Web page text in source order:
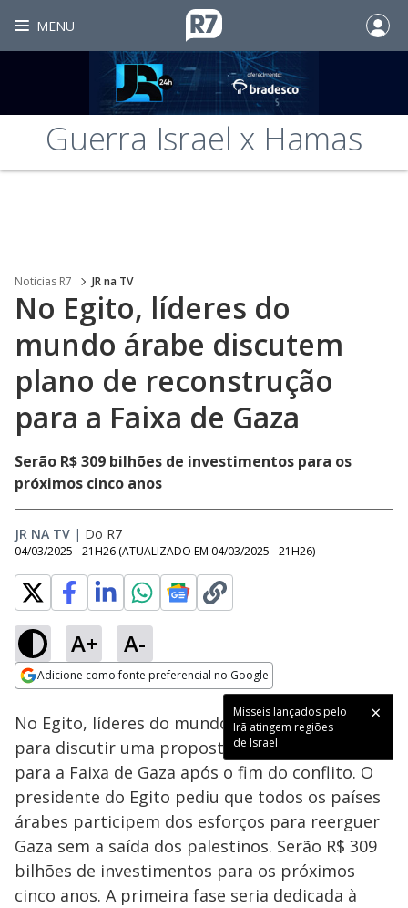
MENU
Guerra Israel x Hamas
Noticias R7 JR na TV
No Egito, líderes do
mundo árabe discutem
plano de reconstrução
para a Faixa de Gaza
Serão R$ 309 bilhões de investimentos para os
próximos cinco anos
JR NA TV | Do R7
04/03/2025 - 21H26 (ATUALIZADO EM 04/03/2025 - 21H26)
A+ A-
Adicione como fonte preferencial no Google
Mísseis lançados pelo
Irã atingem regiões
de Israel
Ativar
Loaded
73.63%
No Egito, líderes do mundo árabe se reúnem
para discutir uma proposta de reconstrução
para a Faixa de Gaza após o fim do conflito. O
presidente do Egito pediu que todos os países
árabes participem dos esforços para reerguer
Gaza sem a saída dos palestinos. Serão R$ 309
bilhões de investimentos para os próximos
cinco anos. A primeira fase seria dedicada à